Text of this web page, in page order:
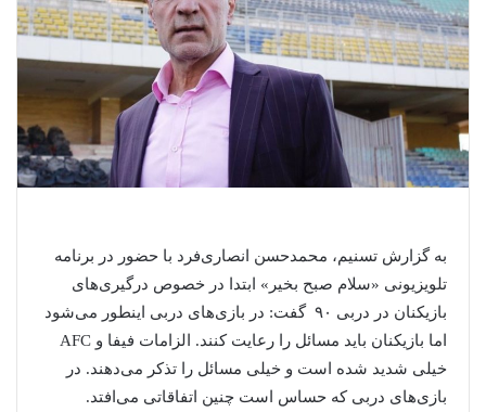
به گزارش تسنیم، محمدحسن انصاری‌فرد با حضور در برنامه
تلویزیونی «سلام صبح بخیر» ابتدا در خصوص درگیری‌های
بازیکنان در دربی ۹۰ گفت: در بازی‌های دربی اینطور می‌شود
اما بازیکنان باید مسائل را رعایت کنند. الزامات فیفا و AFC
خیلی شدید شده است و خیلی مسائل را تذکر می‌دهند. در
بازی‌های دربی که حساس است چنین اتفاقاتی می‌افتد.